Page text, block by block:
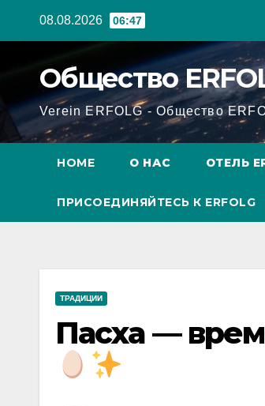
08.08.2026 06:47
Общество
Verein ERFOLG - Общество
HOME О НАС ОТЕЛЬ
ПРИСОЕДИНЯЙТЕСЬ К ERFOLG
ТРАДИЦИИ
Пасха —